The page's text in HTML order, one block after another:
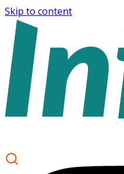
Skip to content